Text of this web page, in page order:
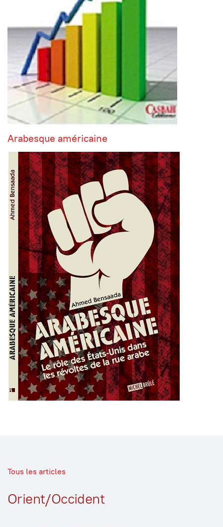
Arabesque américaine
Tous les articles
Orient/Occident